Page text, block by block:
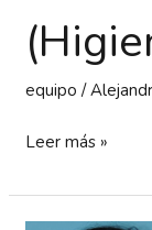
equipo /
Leer más »